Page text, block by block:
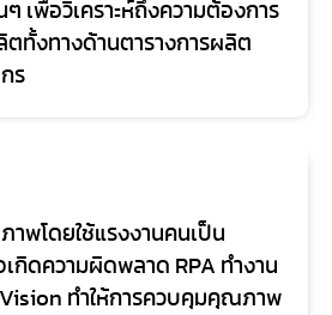
เพื่อวิเคราะห์ถึงความต้องการ
ตทั้งทางด้านตารางการผลิต
ร
พโดยใช้แรงงานคนเป็น
เกิดความผิดพลาด RPA ทำงาน
ทำให้การควบคุมคุณภาพ